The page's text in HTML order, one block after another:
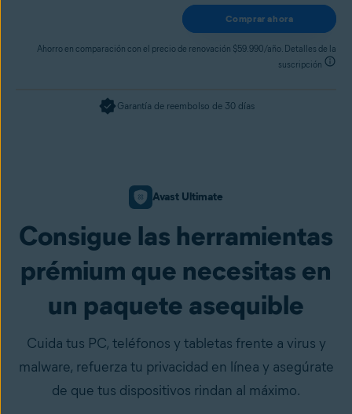
Garantía de reembolso de 30 días
Comprar ahora
Ahorro en comparación con el precio de renovación $59.990/año. Detalles de la
suscripción
Avast Ultimate
Consigue las herramientas
prémium que necesitas en
un paquete asequible
Cuida tus PC, teléfonos y tabletas frente a virus y
malware, refuerza tu privacidad en línea y asegúrate
de que tus dispositivos rindan al máximo.